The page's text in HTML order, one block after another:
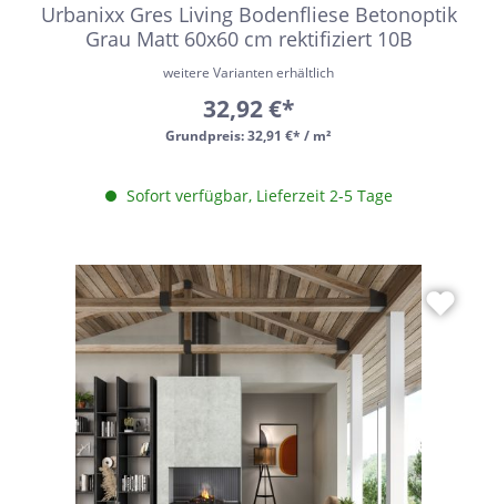
Urbanixx Gres Living Bodenfliese Betonoptik
Grau Matt 60x60 cm rektifiziert 10B
Grundpreis:32,91 €* / m²
weitere Varianten erhältlich
32,92 €*
Sofort verfügbar, Lieferzeit 2-5 Tage